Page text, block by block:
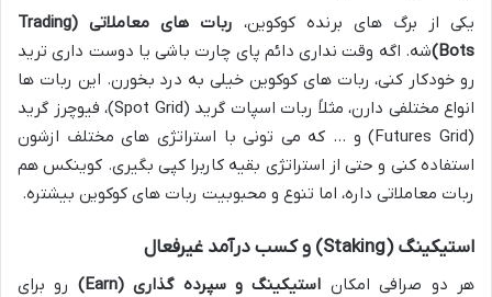
یکی از برگ های برنده کوکوین،
ربات های معاملاتی (Trading
Bots) شه. اگه وقت نداری دائم پای چارت باشی یا دوست داری ترید
رو خودکار کنی، ربات های کوکوین خیلی به درد بخورن. این ربات ها
انواع مختلفی دارن، مثلاً ربات اسپات گرید (Spot Grid)، فیوچرز گرید
(Futures Grid) و … که می تونی با استراتژی های مختلف ازشون
استفاده کنی و حتی از استراتژی بقیه کاربرا کپی بگیری. کوینکس هم
ربات معاملاتی داره، اما تنوع و محبوبیت ربات های کوکوین بیشتره.
استیکینگ (Staking) و کسب درآمد غیرفعال
هر دو صرافی امکان استیکینگ و سپرده گذاری (Earn)
رو برای